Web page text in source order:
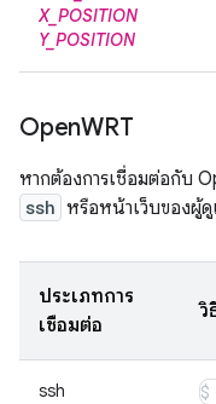
X_POSITION
Y_POSITION
OpenWRT
หากต้องการเชื่อมต่อกับ
ssh หรือหน้าเว็บของผู้
ประเภทการ
เชื่อมต่อ
วิ
ssh